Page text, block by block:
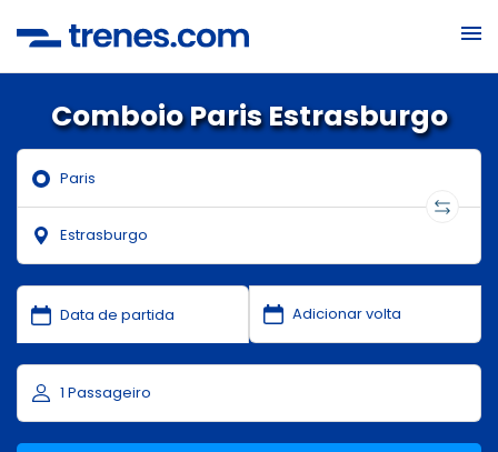
Comboio Paris Estrasburgo